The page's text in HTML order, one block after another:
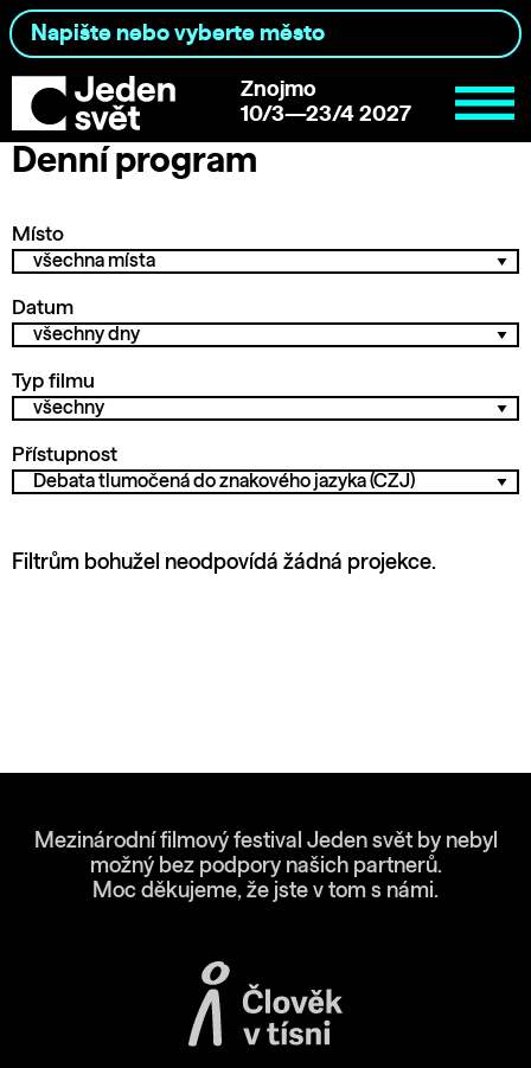
Znojmo
10/3—23/4 2027
Denní program
Místo
Datum
Typ filmu
Přístupnost
Filtrům bohužel neodpovídá žádná projekce.
Mezinárodní filmový festival Jeden svět by nebyl
možný bez podpory našich partnerů.
Moc děkujeme, že jste v tom s námi.